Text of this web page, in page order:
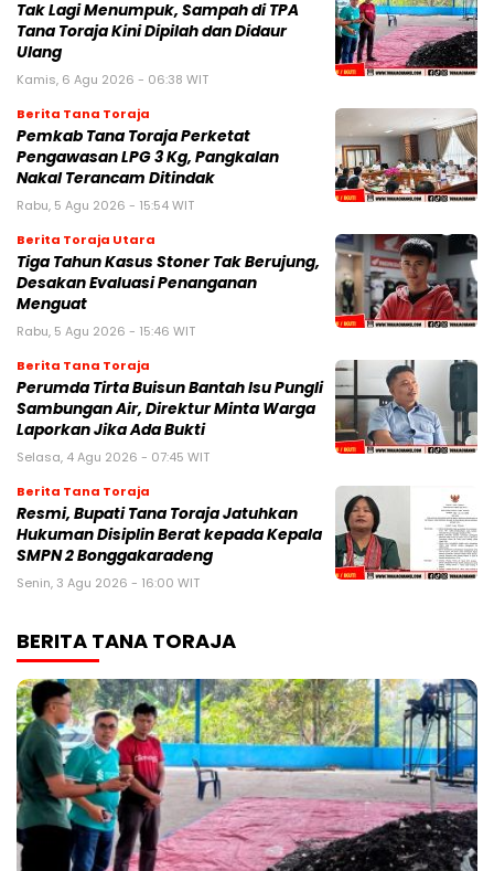
Tak Lagi Menumpuk, Sampah di TPA
Tana Toraja Kini Dipilah dan Didaur
Ulang
Kamis, 6 Agu 2026 - 06:38 WIT
Berita Tana Toraja
Pemkab Tana Toraja Perketat
Pengawasan LPG 3 Kg, Pangkalan
Nakal Terancam Ditindak
Rabu, 5 Agu 2026 - 15:54 WIT
Berita Toraja Utara
Tiga Tahun Kasus Stoner Tak Berujung,
Desakan Evaluasi Penanganan
Menguat
Rabu, 5 Agu 2026 - 15:46 WIT
Berita Tana Toraja
Perumda Tirta Buisun Bantah Isu Pungli
Sambungan Air, Direktur Minta Warga
Laporkan Jika Ada Bukti
Selasa, 4 Agu 2026 - 07:45 WIT
Berita Tana Toraja
Resmi, Bupati Tana Toraja Jatuhkan
Hukuman Disiplin Berat kepada Kepala
SMPN 2 Bonggakaradeng
Senin, 3 Agu 2026 - 16:00 WIT
BERITA TANA TORAJA